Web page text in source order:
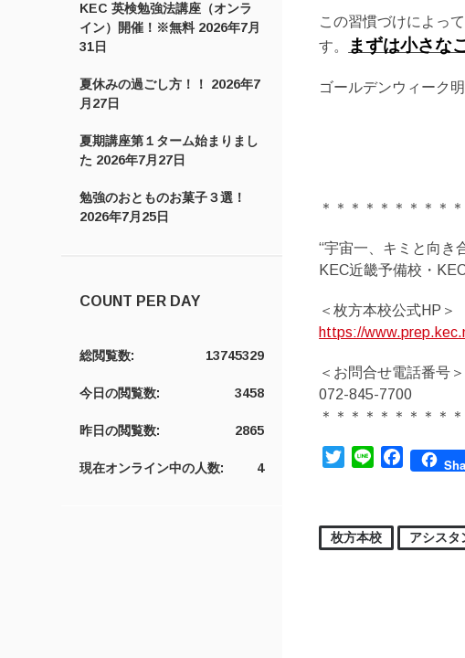
KEC 英検勉強法講座（オンラ
イン）開催！※無料 2026年7月
31日
夏休みの過ごし方！！
2026年7
月27日
夏期講座第１ターム始まりまし
た 2026年7月27日
勉強のおとものお菓子３選！
2026年7月25日
COUNT PER DAY
13745329
総閲覧数:
3458
今日の閲覧数:
2865
昨日の閲覧数:
4
現在オンライン中の人数:
この習慣づけによっ
す。
まずは小さな
ゴールデンウィーク
＊＊＊＊＊＊＊＊＊
“宇宙一、キミと向き
KEC近畿予備校・
＜枚方本校公式HP＞
https://
＜お問合せ電話番号＞
072-845-7700
＊＊＊＊＊＊＊＊＊
TwitterLine Facebook
枚方本校 アシスタ